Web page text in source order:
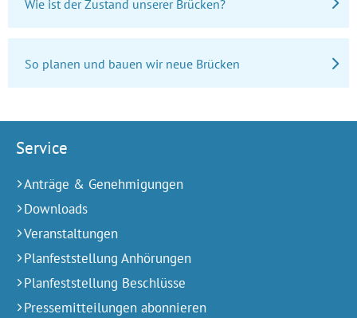
Wie ist der Zustand unserer Brücken?
So planen und bauen wir neue Brücken
Service
Anträge & Genehmigungen
Downloads
Veranstaltungen
Planfeststellung Anhörungen
Planfeststellung Beschlüsse
Pressemitteilungen abonnieren